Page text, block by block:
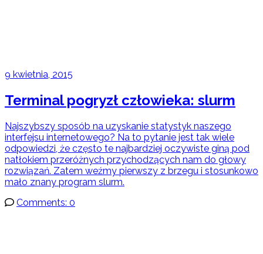
9 kwietnia, 2015
Terminal pogryzł człowieka: slurm
Najszybszy sposób na uzyskanie statystyk naszego
interfejsu internetowego? Na to pytanie jest tak wiele
odpowiedzi, że często te najbardziej oczywiste giną pod
natłokiem przeróżnych przychodzących nam do głowy
rozwiązań. Zatem weźmy pierwszy z brzegu i stosunkowo
mało znany program slurm.
Comments: 0